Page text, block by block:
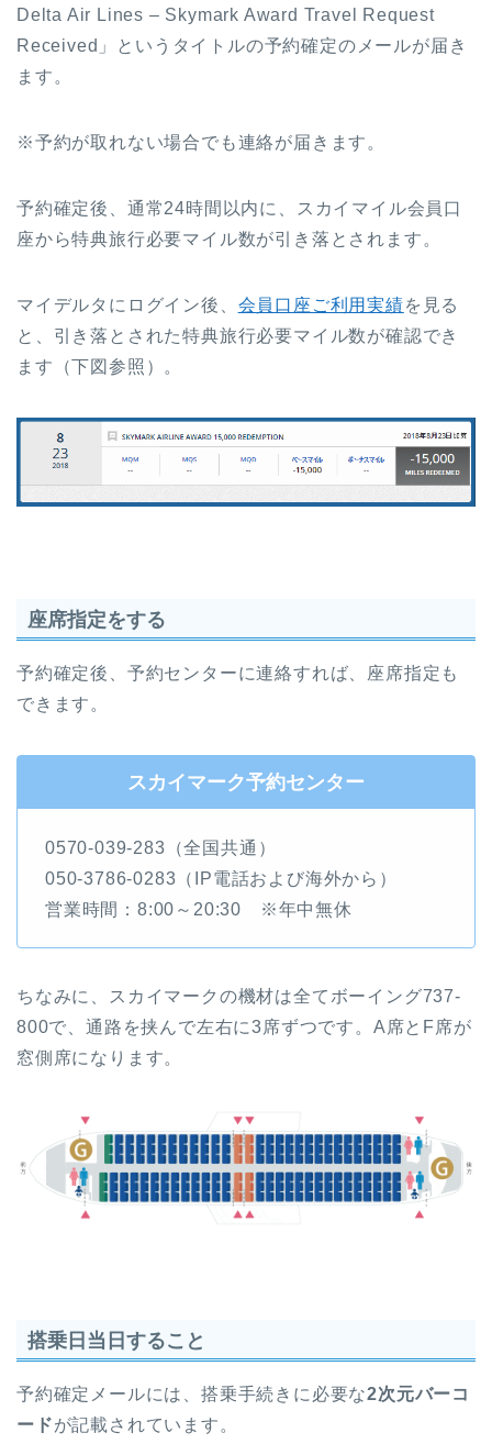
Delta Air Lines – Skymark Award Travel Request
Received」というタイトルの予約確定のメールが届き
ます。
※予約が取れない場合でも連絡が届きます。
予約確定後、通常24時間以内に、スカイマイル会員口
座から特典旅行必要マイル数が引き落とされます。
マイデルタにログイン後、 会員口座ご利用実績を見る
と、引き落とされた特典旅行必要マイル数が確認でき
ます（下図参照）。
座席指定をする
予約確定後、予約センターに連絡すれば、座席指定も
できます。
スカイマーク予約センター
0570-039-283（全国共通）
050-3786-0283（IP電話および海外から）
営業時間：8:00～20:30 ※年中無休
ちなみに、スカイマークの機材は全てボーイング737-
800で、通路を挟んで左右に3席ずつです。A席とF席が
窓側席になります。
搭乗日当日すること
予約確定メールには、搭乗手続きに必要な2次元バーコ
ードが記載されています。